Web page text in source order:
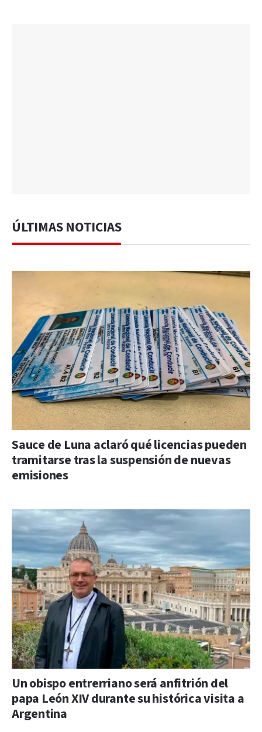
ÚLTIMAS NOTICIAS
Sauce de Luna aclaró qué licencias pueden
tramitarse tras la suspensión de nuevas
emisiones
Un obispo entrerriano será anfitrión del
papa León XIV durante su histórica visita a
Argentina